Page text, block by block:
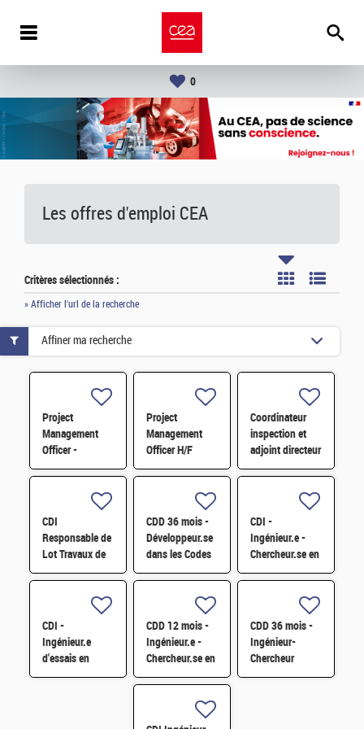
0
Les offres d'emploi CEA
Critères sélectionnés :
» Afficher l'url de la recherche
Project
Management
Officer -
Référent Cost
Project
Management
Officer H/F
Coordinateur
inspection et
adjoint directeur
qualité/inspection
CDI
Responsable de
Lot Travaux de
Démantèlement
CDD 36 mois -
Développeur.se
dans les Codes
de Traitement
Nucléaires et
Monte-Carlo H/F
CDI -
Ingénieur.e -
Chercheur.se en
caractérisation
atomique
tomographique
H/F
CDI -
Ingénieur.e
d'essais en
mécanique
CDD 12 mois -
Ingénieur.e -
Chercheur.se en
Matériaux et
CDD 36 mois -
Ingénieur-
Chercheur
matériaux -
Affiner ma recherche